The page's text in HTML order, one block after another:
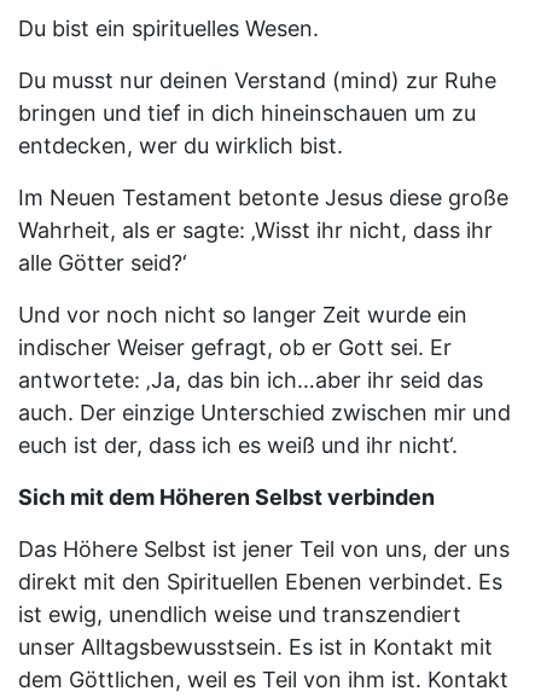
Du bist ein spirituelles Wesen.
Du musst nur deinen Verstand (mind) zur Ruhe
bringen und tief in dich hineinschauen um zu
entdecken, wer du wirklich bist.
Im Neuen Testament betonte Jesus diese große
Wahrheit, als er sagte: ‚Wisst ihr nicht, dass ihr
alle Götter seid?‘
Und vor noch nicht so langer Zeit wurde ein
indischer Weiser gefragt, ob er Gott sei. Er
antwortete: ‚Ja, das bin ich…aber ihr seid das
auch. Der einzige Unterschied zwischen mir und
euch ist der, dass ich es weiß und ihr nicht‘.
Sich mit dem Höheren Selbst verbinden
Das Höhere Selbst ist jener Teil von uns, der uns
direkt mit den Spirituellen Ebenen verbindet. Es
ist ewig, unendlich weise und transzendiert
unser Alltagsbewusstsein. Es ist in Kontakt mit
dem Göttlichen, weil es Teil von ihm ist. Kontakt